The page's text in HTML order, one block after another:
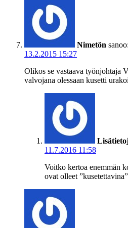
Nimetön sanoo:
13.2.2015 15:27
Olikos se vastaava työnjohtaja
valvojana olessaan kusetti
11.7.2016 11:58
Voitko kertoa enemmän
ovat olleet